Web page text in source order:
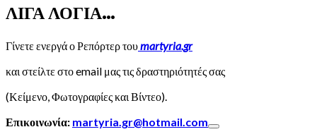
ΛΙΓΑ ΛΟΓΙΑ…
Γίνετε ενεργά ο Ρεπόρτερ τουmartyria.gr
και στείλτε στο email μας τις δραστηριότητές σας
(Κείμενο, Φωτογραφίες και Βίντεο).
Επικοινωνία: martyria.gr@hotmail.com